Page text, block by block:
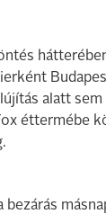
alatt
éttermébe